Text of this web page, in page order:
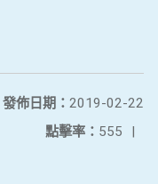
發佈日期： 2019-02-22
點擊率： 555 |